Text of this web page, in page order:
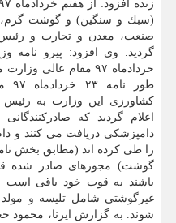
زنده
(سبك و سنگین) و گوشت گرم، به
صنعت، معدن و تجارت و رئیس
خردادماه ۹۷ مقام
طور
كشاورزی این وزارت به
اعلام گردید كه
دامپزشكی دریافت می كنند و
را طی كرده اند (مطابق بخش
گوشت) مجوزهای صادر شده
باشند به قوت خود باقی است
غیرگوشتی شامل تلیسه و
شوند. به گزارش ایرنا، محمود